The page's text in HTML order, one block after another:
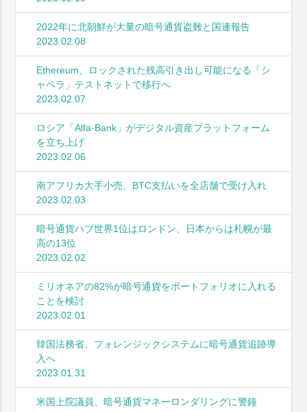
2022年に北朝鮮が大量の暗号通貨盗難と国連報告
2023.02.08
Ethereum、ロックされた残高引き出し可能になる「シ
ャペラ」テストネットで移行へ
2023.02.07
ロシア「Alfa-Bank」がデジタル資産プラットフォーム
を立ち上げ
2023.02.06
南アフリカ大手小売、BTC支払いを全店舗で受け入れ
2023.02.03
暗号通貨ハブ世界1位はロンドン、日本からは札幌が最
高の13位
2023.02.02
ミリオネアの82%が暗号通貨をポートフォリオに入れる
ことを検討
2023.02.01
韓国法務省、フォレンジックシステムに暗号通貨追跡導
入へ
2023.01.31
米国上院議員、暗号通貨マネーロンダリングに警鐘